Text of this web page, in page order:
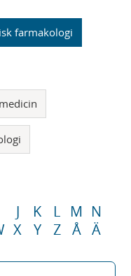
farmakologi
J K L M N
X Y Z Å Ä